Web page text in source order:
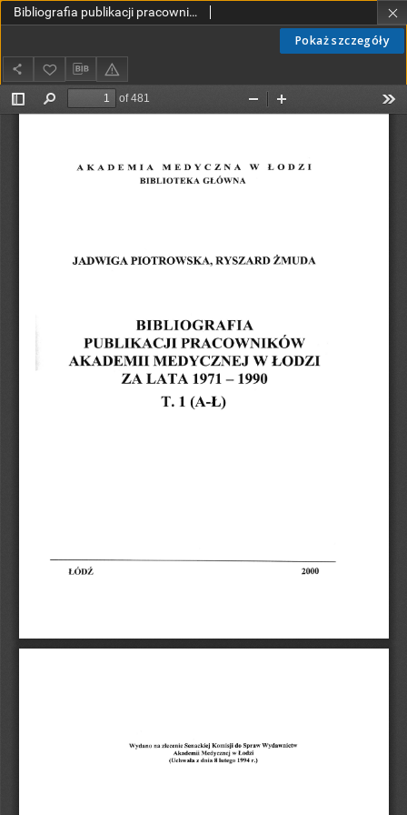
Pokaż szczegóły
Bibliografia publikacji pracowników Akademii Medycznej w Łodzi. za lata 1971-1990. T.1 (A-Ł)